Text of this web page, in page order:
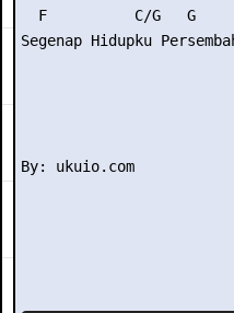
F          C/G   G
Segenap Hidupku